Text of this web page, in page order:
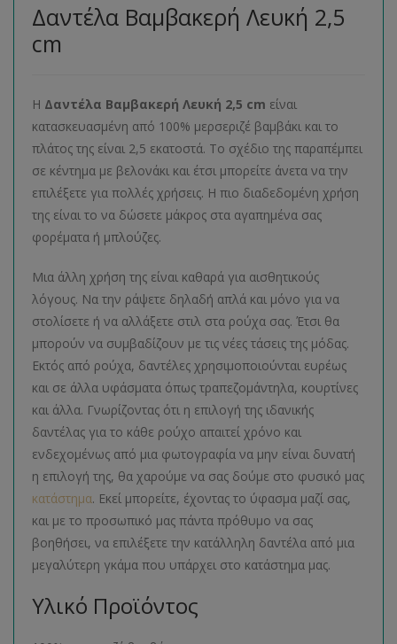
Δαντέλα Βαμβακερή Λευκή 2,5
cm
Η Δαντέλα Βαμβακερή Λευκή 2,5 cm είναι
κατασκευασμένη από 100% μερσεριζέ βαμβάκι και το
πλάτος της είναι 2,5 εκατοστά. Το σχέδιο της παραπέμπει
σε κέντημα με βελονάκι και έτσι μπορείτε άνετα να την
επιλέξετε για πολλές χρήσεις. Η πιο διαδεδομένη χρήση
της είναι το να δώσετε μάκρος στα αγαπημένα σας
φορέματα ή μπλούζες.
Μια άλλη χρήση της είναι καθαρά για αισθητικούς
λόγους. Να την ράψετε δηλαδή απλά και μόνο για να
στολίσετε ή να αλλάξετε στιλ στα ρούχα σας. Έτσι θα
μπορούν να συμβαδίζουν με τις νέες τάσεις της μόδας.
Εκτός από ρούχα, δαντέλες χρησιμοποιούνται ευρέως
και σε άλλα υφάσματα όπως τραπεζομάντηλα, κουρτίνες
και άλλα. Γνωρίζοντας ότι η επιλογή της ιδανικής
δαντέλας για το κάθε ρούχο απαιτεί χρόνο και
ενδεχομένως από μια φωτογραφία να μην είναι δυνατή
η επιλογή της, θα χαρούμε να σας δούμε στο φυσικό μας
κατάστημα. Εκεί μπορείτε, έχοντας το ύφασμα μαζί σας,
και με το προσωπικό μας πάντα πρόθυμο να σας
βοηθήσει, να επιλέξετε την κατάλληλη δαντέλα από μια
μεγαλύτερη γκάμα που υπάρχει στο κατάστημα μας.
Υλικό Προϊόντος